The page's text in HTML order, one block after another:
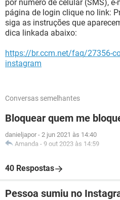
por número de celular (SMS),
página de login clique no link:
siga as instruções que
dica linkada abaixo:
https://br.ccm.net/faq/27356-
instagram
Conversas semelhantes
Bloquear quem me
danieljapor - 2 jun 2021 às 14:40
Amanda - 9 out 2023 às 14:59
40 Respostas
Pessoa sumiu no